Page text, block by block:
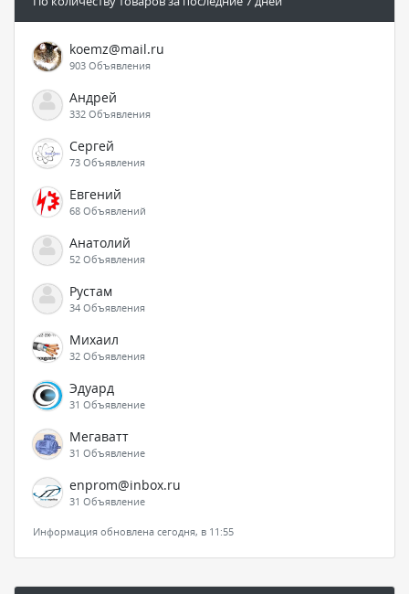
koemz@mail.ru
903 Объявления
Андрей
332 Объявления
Сергей
73 Объявления
Евгений
68 Объявлений
Анатолий
52 Объявления
Рустам
34 Объявления
Михаил
32 Объявления
Эдуард
31 Объявление
Мегаватт
31 Объявление
enprom@inbox.ru
31 Объявление
Информация обновлена сегодня, в 11:55